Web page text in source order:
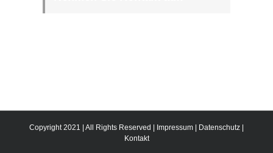
Copyright 2021 | All Rights Reserved | Impressum Datenschutz
Kontakt